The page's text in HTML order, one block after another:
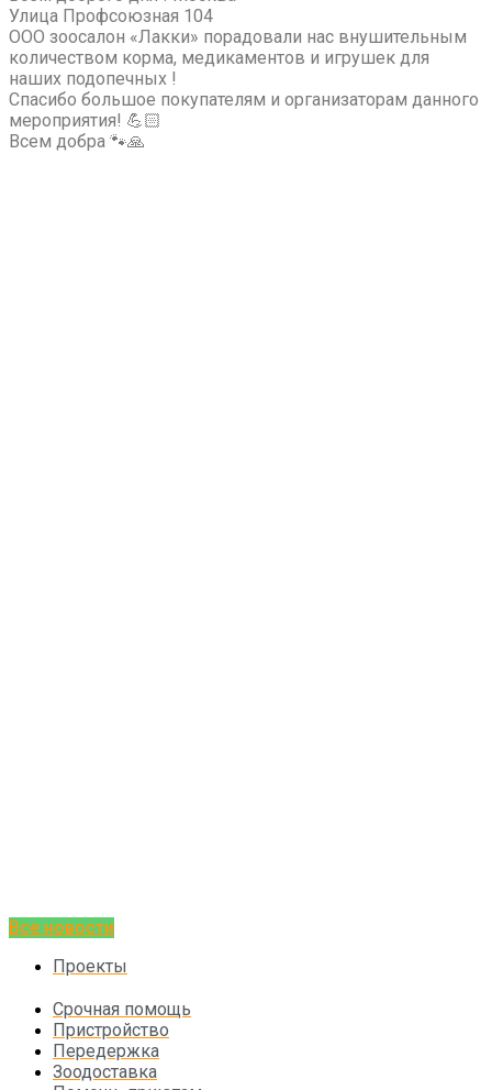
Улица Профсоюзная 104
ООО зоосалон «Лакки» порадовали нас внушительным
количеством корма, медикаментов и игрушек для
наших подопечных !
Спасибо большое покупателям и организаторам данного
мероприятия! 💪🏻
Всем добра 🐾🙏
Все новости
Проекты
Срочная помощь
Пристройство
Передержка
Зоодоставка